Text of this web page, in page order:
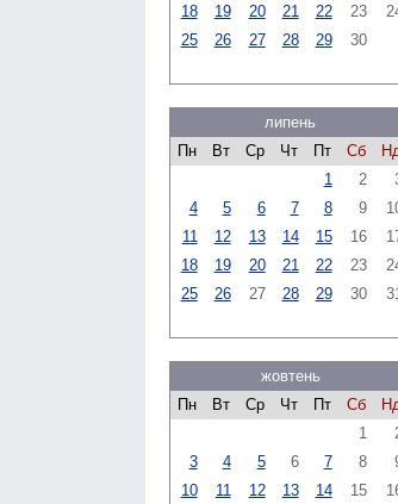
18
19 20 21 22 23
25
26 27 28 29 30
липень
Пн
Вт Ср Чт Пт Сб
1
2
4
5 6 7 8 9
11
12 13 14 15 16
18
19 20 21 22 23
25
26 27 28 29 30
жовтень
Пн
Вт Ср Чт Пт Сб
1
3
4 5 6 7 8
10
11 12 13 14 15